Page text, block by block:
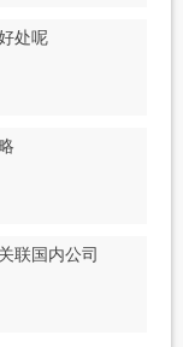
处呢
联国内公司